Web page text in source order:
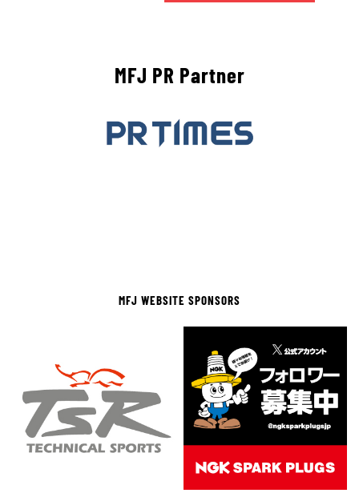
MFJ PR Partner
MFJ WEBSITE SPONSORS